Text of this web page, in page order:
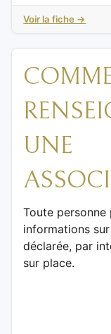
Voir la fiche →
UNE
Toute
informations
déclarée, par
sur place.